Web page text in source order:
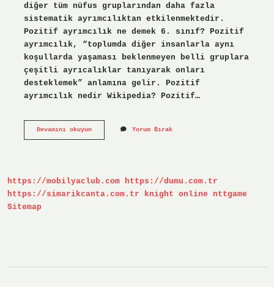
diğer tüm nüfus gruplarından daha fazla
sistematik ayrımcılıktan etkilenmektedir.
Pozitif ayrımcılık ne demek 6. sınıf? Pozitif
ayrımcılık, “toplumda diğer insanlarla aynı
koşullarda yaşaması beklenmeyen belli gruplara
çeşitli ayrıcalıklar tanıyarak onları
desteklemek” anlamına gelir. Pozitif
ayrımcılık nedir Wikipedia? Pozitif…
Devamını okuyunPozitif
Yorum Bırak
https://mobilyaclub.com https://dumu.com.tr
https://simarikcanta.com.tr
knight online
nttgame
Sitemap